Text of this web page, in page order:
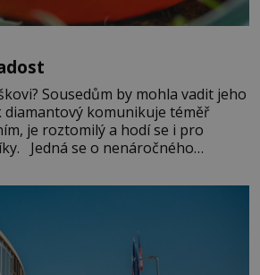
Sousedům by mohla vadit jeho
komunikuje téměř
je roztomilý a hodí se i pro
Jedná se o nenáročného
sbírá zbytky semínek Jeho
celá Austrálie s výjimkou